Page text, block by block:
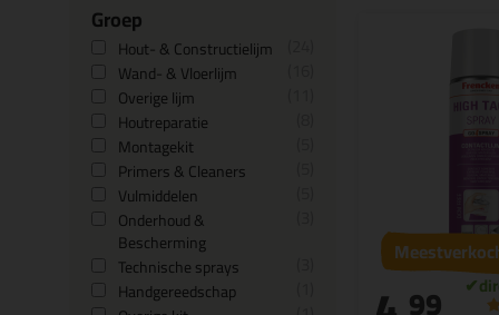
Groep
Hout- & Constructielijm
Wand- & Vloerlijm
Overige lijm
Houtreparatie
Montagekit
Primers & Cleaners
Vulmiddelen
Onderhoud &
Bescherming
Technische sprays
Handgereedschap 99